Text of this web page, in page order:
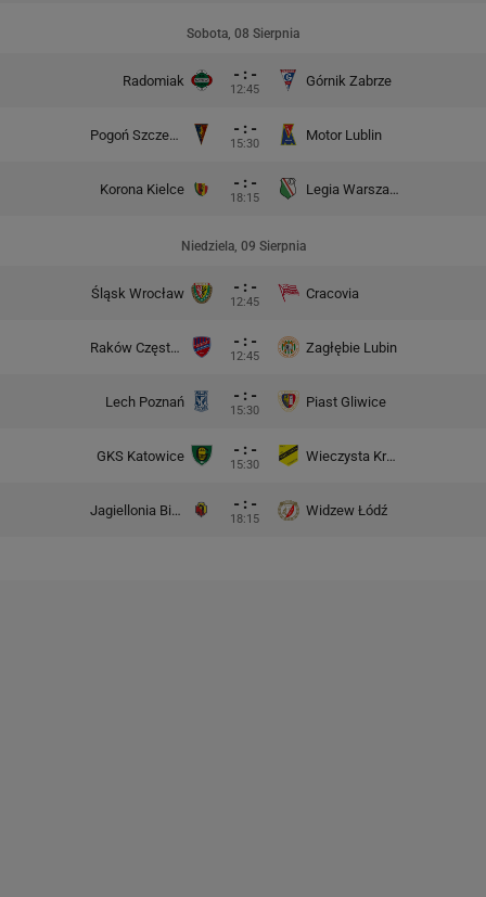
Sobota, 08 Sierpnia
Radomiak - : -
12:45
Górnik Zabrze
Pogoń Szczecin - : -
15:30
Motor Lublin
Korona Kielce - : -
18:15
Legia Warszawa
Niedziela, 09 Sierpnia
Śląsk Wrocław - : -
12:45
Cracovia
Raków Częstochowa - : -
12:45
Zagłębie Lubin
Lech Poznań - : -
15:30
Piast Gliwice
GKS Katowice - : -
15:30
Wieczysta Kraków
Jagiellonia Białystok - : -
18:15
Widzew Łódź